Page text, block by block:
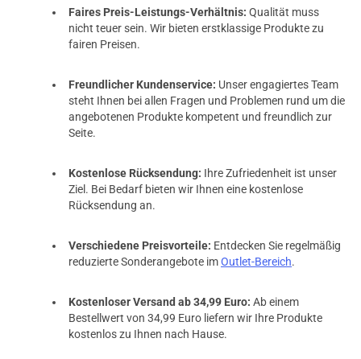
Faires Preis-Leistungs-Verhältnis: Qualität muss
nicht teuer sein. Wir bieten erstklassige Produkte zu
fairen Preisen.
Freundlicher Kundenservice: Unser engagiertes Team
steht Ihnen bei allen Fragen und Problemen rund um die
angebotenen Produkte kompetent und freundlich zur
Seite.
Kostenlose Rücksendung: Ihre Zufriedenheit ist unser
Ziel. Bei Bedarf bieten wir Ihnen eine kostenlose
Rücksendung an.
Verschiedene Preisvorteile: Entdecken Sie regelmäßig
reduzierte Sonderangebote imOutlet-Bereich.
Kostenloser Versand ab 34,99 Euro: Ab einem
Bestellwert von 34,99 Euro liefern wir Ihre Produkte
kostenlos zu Ihnen nach Hause.